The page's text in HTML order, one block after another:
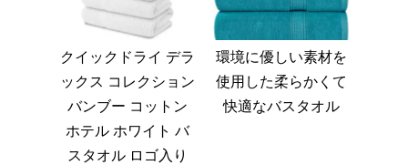
クイックドライ デラ
ックス コレクション
バンブー コットン
ホテル ホワイト バ
スタオル ロゴ入り
環境に優しい素材を
使用した柔らかくて
快適なバスタオル